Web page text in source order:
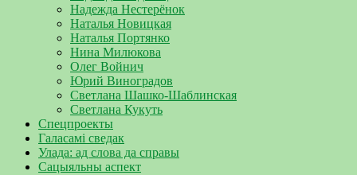
Надежда Нестерёнок
Наталья Новицкая
Наталья Портянко
Нина Милюкова
Олег Войнич
Юрий Виноградов
Светлана Шашко-Шаблинская
Светлана Кукуть
Спецпроекты
Галасамі сведак
Улада: ад слова да справы
Сацыяльны аспект